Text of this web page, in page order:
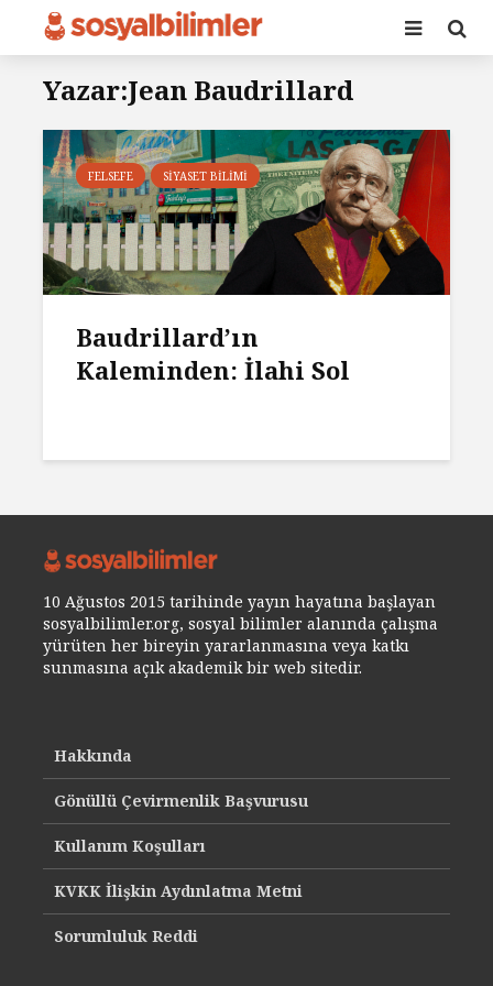
Yazar:Jean Baudrillard
FELSEFE SIYASET BILIMI
Baudrillard’ın
Kaleminden: İlahi Sol
10 Ağustos 2015 tarihinde yayın hayatına başlayan
sosyalbilimler.org, sosyal bilimler alanında çalışma
yürüten her bireyin yararlanmasına veya katkı
sunmasına açık akademik bir web sitedir.
Hakkında
Gönüllü Çevirmenlik Başvurusu
Kullanım Koşulları
KVKK İlişkin Aydınlatma Metni
Sorumluluk Reddi